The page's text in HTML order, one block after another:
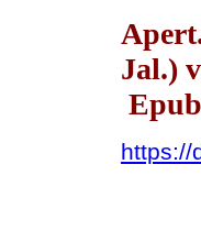
Jal.)
https://